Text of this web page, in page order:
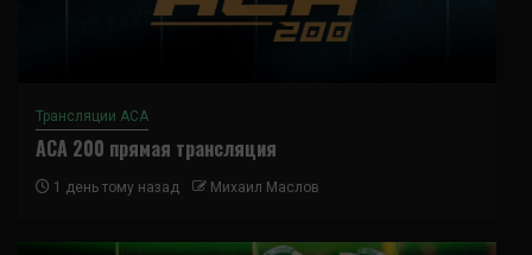
Трансляции ACA
ACA 200 прямая трансляция
1 день тому назад Михаил Маслов